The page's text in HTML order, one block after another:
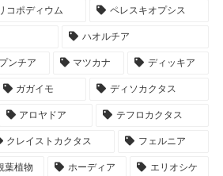
コポディウム ペレスキオプシス
ハオルチア
ンチア マツカナ ディッキア
ガガイモ ディソカクタス
アロヤドア テフロカクタス
クレイストカクタス フェルニア
葉植物 ホーディア エリオシケ